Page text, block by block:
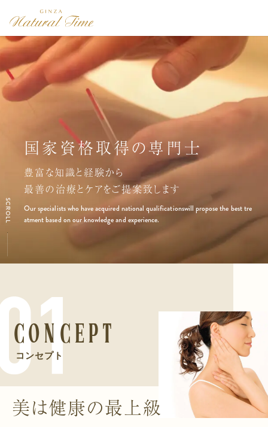
経絡リンパマッサージ
第一人者
渡辺佳子が総院長をつとめる
銀座で25年の歴史を持つサロン
The salon headed by Keiko Watanabe,
a leading expert in meridian lymphatic mas
The salon with a 25 years history in Ginza.
自然治癒力を
最大限に引き出し
身体の内側からキレイになる
Become healthy and beautiful from the inside out.
国家資格取得の専門士
豊富な知識と経験から
最善の治療とケアをご提案致します
Our specialists who have acquired national qualificationswill propose the best tre
atment based on our knowledge and experience.
健康の最上級が美
治療から美容まで、
さまざまな不調を改善します
The highest level of health is beauty.Improves various physical disorders.
経絡リンパマッサージ
第一人者
渡辺佳子が総院長をつとめる
銀座で25年の歴史を持つサロン
The salon headed by Keiko Watanabe,
a leading expert in meridian lymphatic mas
The salon with a 25 years history in Ginza.
自然治癒力を
最大限に引き出し
身体の内側からキレイになる
Become healthy and beautiful from the inside out.
SCROLL
Concept
コンセプト
美は健康の最上級